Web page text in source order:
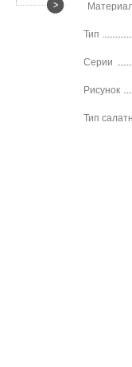
Тип
Серии
Рисунок
Тип